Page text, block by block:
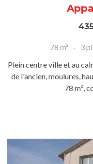
78 m² 3
Plein centre ville et au
de l'ancien, moulures,
78 m²,